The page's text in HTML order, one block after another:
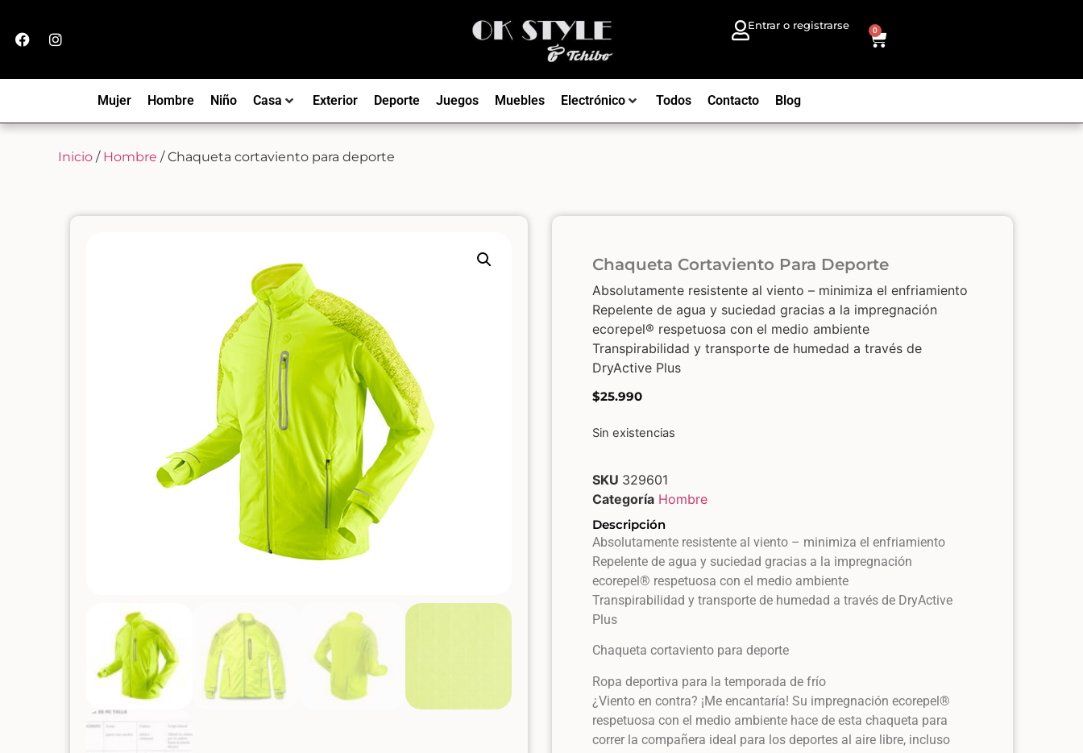
Entrar o registrarse 0
Mujer Hombre Niño Casa Exterior Deporte Juegos Muebles Electrónico Todos Contacto Blog
Inicio / Hombre / Chaqueta cortaviento para deporte
Chaqueta Cortaviento Para Deporte
Absolutamente resistente al viento – minimiza el enfriamiento
Repelente de agua y suciedad gracias a la impregnación
ecorepel® respetuosa con el medio ambiente
Transpirabilidad y transporte de humedad a través de
DryActive Plus
$25.990
Sin existencias
SKU 329601
Categoría Hombre
Descripción
Absolutamente resistente al viento – minimiza el enfriamiento
Repelente de agua y suciedad gracias a la impregnación
ecorepel® respetuosa con el medio ambiente
Transpirabilidad y transporte de humedad a través de DryActive
Plus
Chaqueta cortaviento para deporte
Ropa deportiva para la temporada de frío
¿Viento en contra? ¡Me encantaría! Su impregnación ecorepel®
respetuosa con el medio ambiente hace de esta chaqueta para
correr la compañera ideal para los deportes al aire libre, incluso